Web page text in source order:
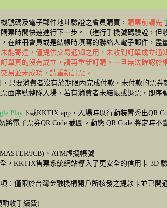
號碼及電子郵件地址驗證之會員購買， 購票前請先"
票時間快速進行下一步。（進行手機號碼驗證，但
在註冊會員或是結帳時填寫的聯絡人電子郵件，
能寄達，僅提供交易通知之用，未收到訂單成立
單真的沒有成立，請再重新訂購。一旦無法確認
易並未成功，請重新訂票。
只要消費者沒有於期限內完成付款，未付款的票
票面序號整隊入場，若有消費者未結帳或退票，即
Play 下載KKTIX app，入場時以行動裝置秀出QR
將電子票券QR Code 截圖。動態 QR Code 將定時
JCB)、ATM虛擬帳號
，KKTIX售票系統網站導入了更安全的信用卡 3D
：僅限於台灣金融機構開戶所核發之提款卡並已
收手續費)